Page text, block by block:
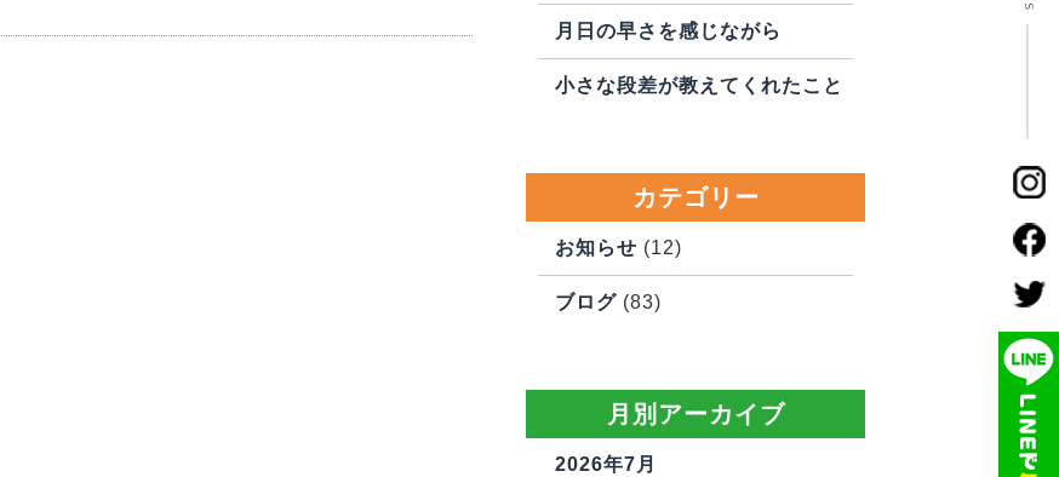
月日の早さを感じながら
小さな段差が教えてくれたこと
カテゴリー
お知らせ (12)
ブログ (83)
月別アーカイブ
2026年7月